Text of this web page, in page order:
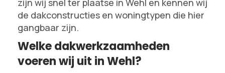
zijn wij snel ter plaatse in Wehl en kennen wij
de dakconstructies en woningtypen die hier
gangbaar zijn.
Welke dakwerkzaamheden
voeren wij uit in Wehl?